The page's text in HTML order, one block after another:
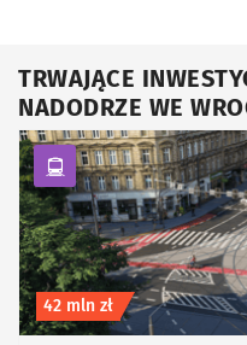
TRWAJĄCE
NADODRZE WE
kategoria
Koszt inwestycji
42 mln zł